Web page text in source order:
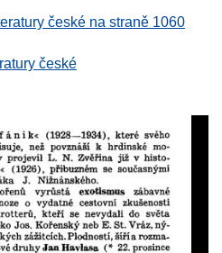
české na straně 1060
české